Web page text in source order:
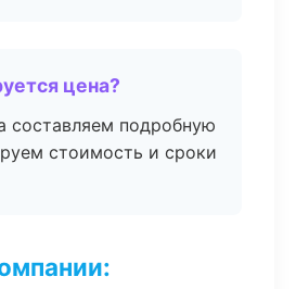
цена?
составляем подробную
стоимость и сроки